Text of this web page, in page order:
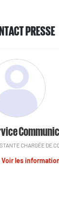
PRESSE
CHARGÉE DE
Voir les